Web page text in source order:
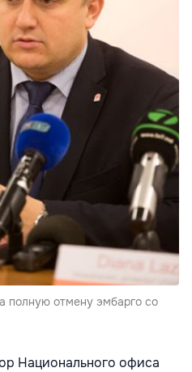
полную отмену эмбарго со
Национального офиса